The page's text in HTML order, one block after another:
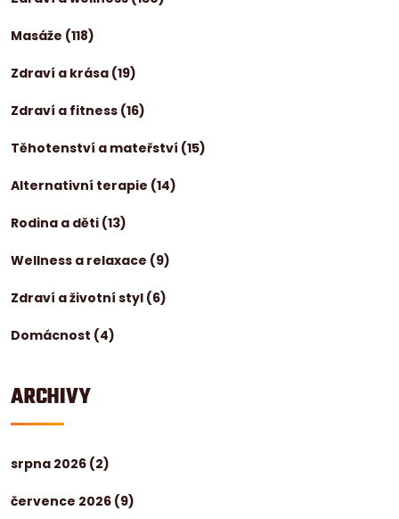
Masáže (118)
Zdraví a krása (19)
Zdraví a fitness (16)
Těhotenství a mateřství (15)
Alternativní terapie (14)
Rodina a děti (13)
Wellness a relaxace (9)
Zdraví a životní styl (6)
Domácnost (4)
ARCHIVY
srpna 2026 (2)
července 2026 (9)